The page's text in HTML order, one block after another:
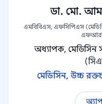
ডা. মো.
এমবিবিএস, এফসিপিএস
অধ্যাপক, মেডিসিন
মেডিসিন, উচ্চ